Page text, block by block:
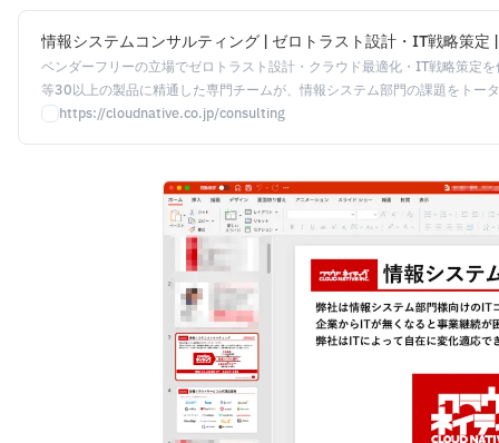
情報システムコンサルティング | ゼロトラスト設計・IT戦略策定
ベンダーフリーの立場でゼロトラスト設計・クラウド最適化・IT戦略策
等30以上の製品に精通した専門チームが、情報システム部門の課題をトー
https://cloudnative.co.jp/consulting